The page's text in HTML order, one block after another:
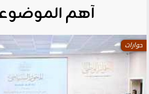
آهم
حوارات